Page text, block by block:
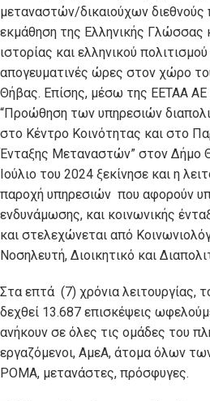
μεταναστών/δικαιούχων διεθνούς
εκμάθηση της Ελληνικής Γλώσσας
ιστορίας και ελληνικού
απογευματινές ώρες στον χώρο
Θήβας. Επίσης, μέσω της ΕΕΤΑΑ ΑΕ
“Προώθηση των υπηρεσιών
στο Κέντρο Κοινότητας και στο
Ένταξης Μεταναστών” στον
Ιούλιο του 2024 ξεκίνησε και η
παροχή υπηρεσιών που αφορούν
ενδυνάμωσης, και κοινωνικής
και στελεχώνεται από
Νοσηλευτή, Διοικητικό και
Στα επτά (7) χρόνια λειτουργίας,
δεχθεί 13.687 επισκέψεις
ανήκουν σε όλες τις ομάδες του
εργαζόμενοι, ΑμεΑ, άτομα όλων
ΡΟΜΑ, μετανάστες, πρόσφυγες.